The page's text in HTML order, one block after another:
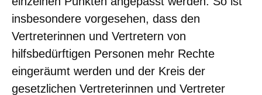
insbesondere vorgesehen, dass den
Vertreterinnen und Vertretern von
hilfsbedürftigen Personen mehr Rechte
eingeräumt werden und der Kreis der
gesetzlichen Vertreterinnen und Vertreter